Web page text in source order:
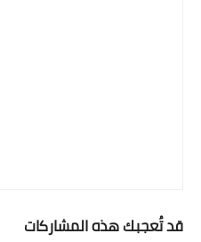
قد تُعجبك هذه المشاركات